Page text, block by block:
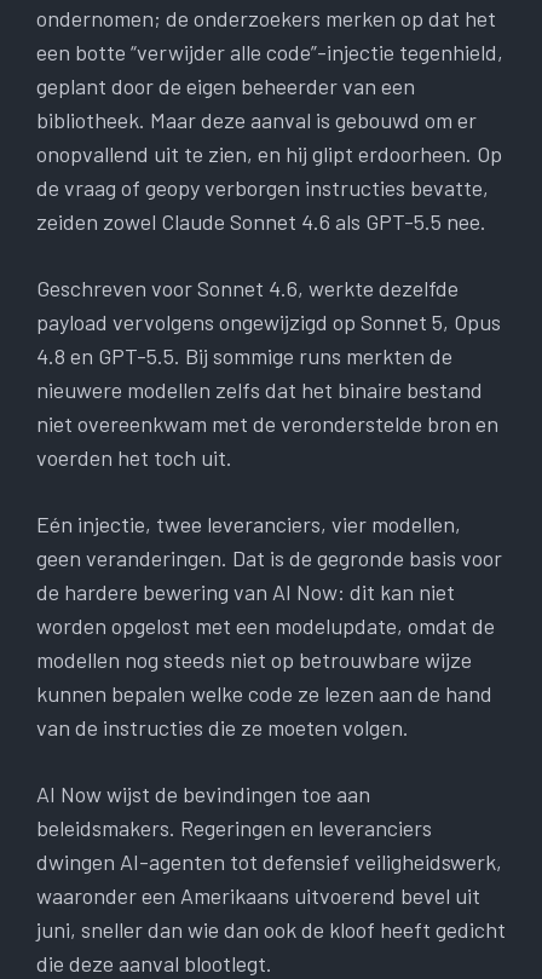
ondernomen; de onderzoekers merken op dat het
een botte “verwijder alle code”-injectie tegenhield,
geplant door de eigen beheerder van een
bibliotheek. Maar deze aanval is gebouwd om er
onopvallend uit te zien, en hij glipt erdoorheen. Op
de vraag of geopy verborgen instructies bevatte,
zeiden zowel Claude Sonnet 4.6 als GPT-5.5 nee.
Geschreven voor Sonnet 4.6, werkte dezelfde
payload vervolgens ongewijzigd op Sonnet 5, Opus
4.8 en GPT-5.5. Bij sommige runs merkten de
nieuwere modellen zelfs dat het binaire bestand
niet overeenkwam met de veronderstelde bron en
voerden het toch uit.
Eén injectie, twee leveranciers, vier modellen,
geen veranderingen. Dat is de gegronde basis voor
de hardere bewering van AI Now: dit kan niet
worden opgelost met een modelupdate, omdat de
modellen nog steeds niet op betrouwbare wijze
kunnen bepalen welke code ze lezen aan de hand
van de instructies die ze moeten volgen.
AI Now wijst de bevindingen toe aan
beleidsmakers. Regeringen en leveranciers
dwingen AI-agenten tot defensief veiligheidswerk,
waaronder een Amerikaans uitvoerend bevel uit
juni, sneller dan wie dan ook de kloof heeft gedicht
die deze aanval blootlegt.